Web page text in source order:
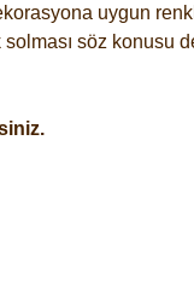
uygun
söz konusu